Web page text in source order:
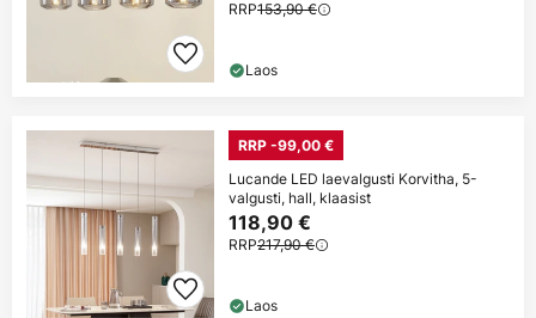
RRP153,90 €
Laos
RRP -99,00 €
Lucande LED laevalgusti Korvitha, 5-
valgusti, hall, klaasist
118,90 €
RRP217,90 €
Laos